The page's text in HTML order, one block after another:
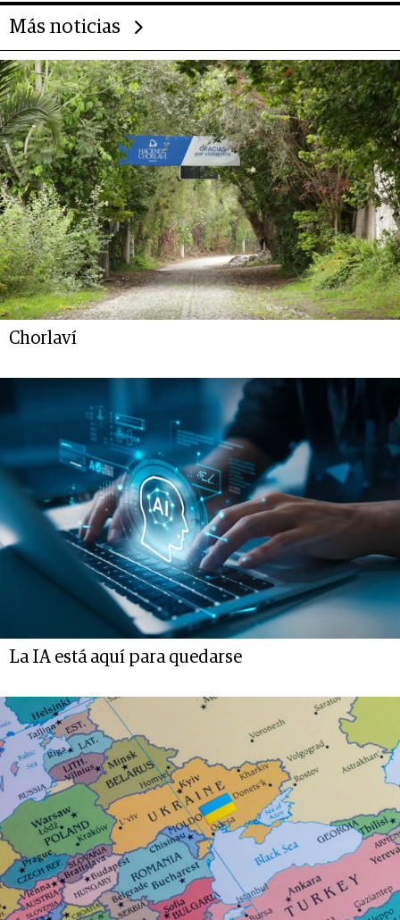
Más noticias
Chorlaví
La IA está aquí para quedarse